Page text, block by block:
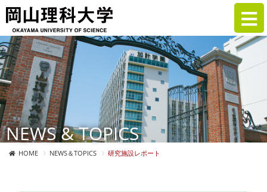
NEWS & TOPICS
HOME NEWS＆TOPICS 研究施設レポート